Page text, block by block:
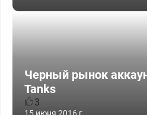
Черный рынок
Tanks
3